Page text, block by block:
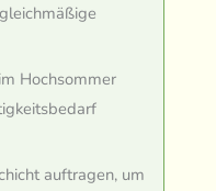
Hochsommer
auftragen, um